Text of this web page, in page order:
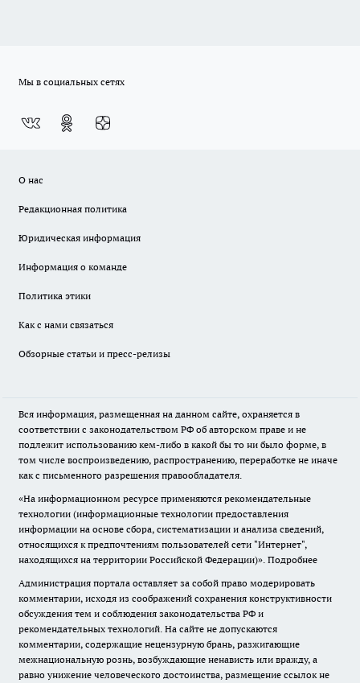
Мы в социальных сетях
О нас
Редакционная политика
Юридическая информация
Информация о команде
Политика этики
Как с нами связаться
Обзорные статьи и пресс-релизы
Вся информация, размещенная на данном сайте, охраняется в
соответствии с законодательством РФ об авторском праве и не
подлежит использованию кем-либо в какой бы то ни было форме, в
том числе воспроизведению, распространению, переработке не иначе
как с письменного разрешения правообладателя.
«На информационном ресурсе применяются рекомендательные
технологии (информационные технологии предоставления
информации на основе сбора, систематизации и анализа сведений,
относящихся к предпочтениям пользователей сети "Интернет",
находящихся на территории Российской Федерации)». Подробнее
Администрация портала оставляет за собой право модерировать
комментарии, исходя из соображений сохранения конструктивности
обсуждения тем и соблюдения законодательства РФ и
рекомендательных технологий. На сайте не допускаются
комментарии, содержащие нецензурную брань, разжигающие
межнациональную рознь, возбуждающие ненависть или вражду, а
равно унижение человеческого достоинства, размещение ссылок не